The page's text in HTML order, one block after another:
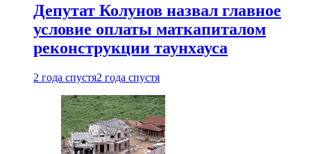
Депутат Колунов назвал главное
условие оплаты маткапиталом
реконструкции таунхауса
2 года спустя2 года спустя